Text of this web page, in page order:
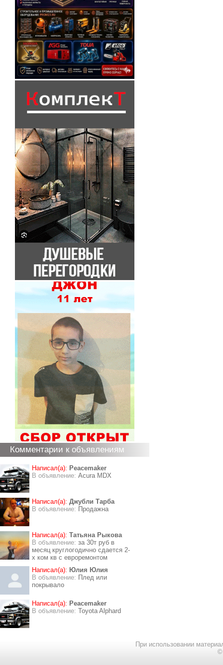
Комментарии к объявлениям
Написал(а): Peacemaker
В объявление: Acura MDX
Написал(а): Джубли Тарба
В объявление: Продажна
Написал(а): Татьяна Рыкова
В объявление: за 30т руб в
месяц круглогодично сдается 2-
х ком кв с евроремонтом
Написал(а): Юлия Юлия
В объявление: Плед или
покрывало
Написал(а): Peacemaker
В объявление: Toyota Alphard
При использовании